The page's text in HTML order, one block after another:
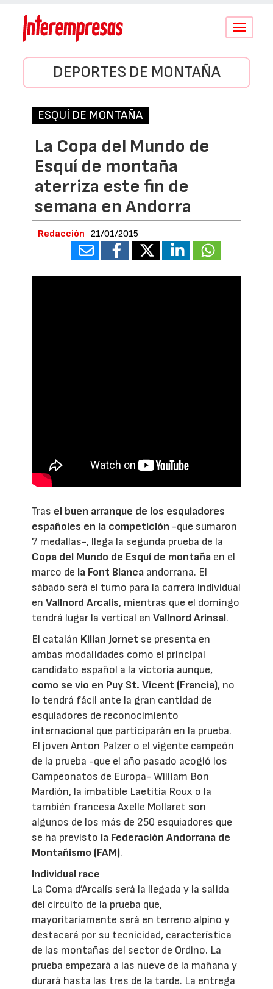
Conmutar
DEPORTES DE MONTAÑA
ESQUÍ DE MONTAÑA
La Copa del Mundo de
Esquí de montaña
aterriza este fin de
semana en Andorra
Redacción 21/01/2015
Tras el buen arranque de los esquiadores
españoles en la competición -que sumaron
7 medallas-, llega la segunda prueba de la
Copa del Mundo de Esquí de montaña en el
marco de la Font Blanca andorrana. El
sábado será el turno para la carrera individual
enVallnord Arcalis, mientras que el domingo
tendrá lugar la vertical enVallnord Arinsal.
El catalán Kilian Jornet se presenta en
ambas modalidades como el principal
candidato español a la victoria aunque,
como se vio en Puy St. Vicent (Francia), no
lo tendrá fácil ante la gran cantidad de
esquiadores de reconocimiento
internacional que participarán en la prueba.
El joven Anton Palzer o el vigente campeón
de la prueba -que el año pasado acogió los
Campeonatos de Europa- William Bon
Mardión, la imbatible Laetitia Roux o la
también francesa Axelle Mollaret son
algunos de los más de 250 esquiadores que
se ha previsto la Federación Andorrana de
Montañismo (FAM).
Individual race
La Coma d’Arcalís será la llegada y la salida
del circuito de la prueba que,
mayoritariamente será en terreno alpino y
destacará por su tecnicidad, característica
de las montañas del sector de Ordino. La
prueba empezará a las nueve de la mañana y
durará hasta las tres de la tarde. La entrega